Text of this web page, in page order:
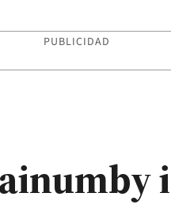
PUBLICIDAD